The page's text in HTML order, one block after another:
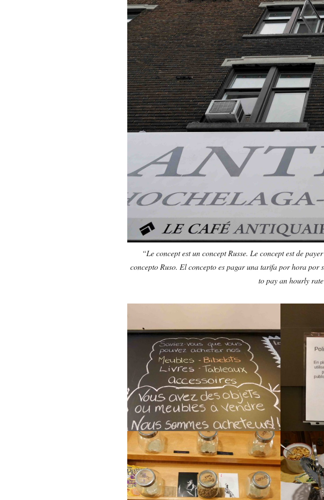
“Le concept est un concept Russe. Le concept est de
concepto Ruso. El concepto es pagar una tarifa por hora por
to pay an hourly